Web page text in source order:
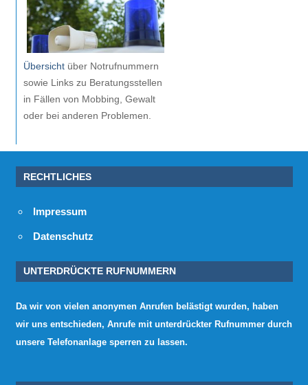
Übersichtüber Notrufnummern
sowie Links zu Beratungsstellen
in Fällen von Mobbing, Gewalt
oder bei anderen Problemen.
RECHTLICHES
Impressum
Datenschutz
UNTERDRÜCKTE RUFNUMMERN
Da wir von vielen anonymen Anrufen belästigt wurden, haben
wir uns entschieden, Anrufe mit unterdrückter Rufnummer durch
unsere Telefonanlage sperren zu lassen.